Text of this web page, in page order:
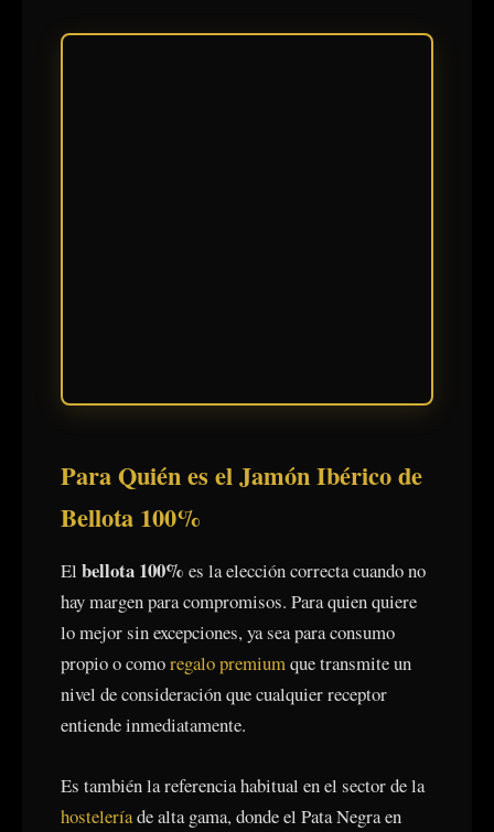
Para Quién es el Jamón Ibérico de
Bellota 100%
El bellota 100% es la elección correcta cuando no
hay margen para compromisos. Para quien quiere
lo mejor sin excepciones, ya sea para consumo
propio o comoregalo premiumque transmite un
nivel de consideración que cualquier receptor
entiende inmediatamente.
Es también la referencia habitual en el sector de la
hosteleríade alta gama, donde el Pata Negra en